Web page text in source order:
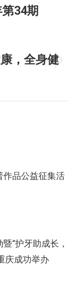
34期
，全身健
作品公益征集活
“护牙助成长，
庆成功举办